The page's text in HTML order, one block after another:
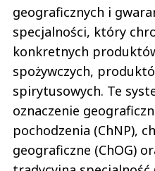
geograficznych i
specjalności, który
konkretnych
spożywczych,
spirytusowych. Te
oznaczenie
pochodzenia (ChNP),
geograficzne (ChOG)